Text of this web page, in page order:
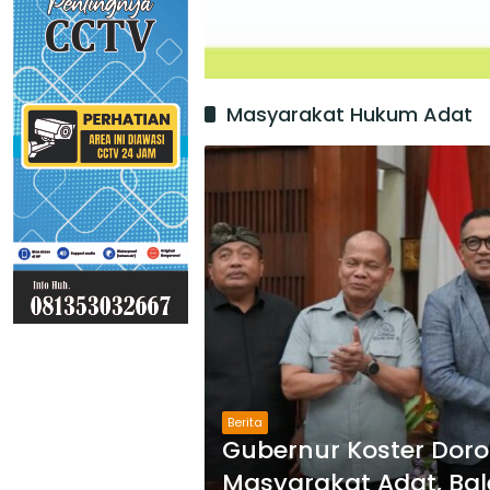
Masyarakat Hukum Adat
Berita
Gubernur Koster
Masyarakat Adat,